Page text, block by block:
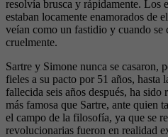
resolvía brusca y rápidamente. Los
estaban locamente enamorados de
veían como un fastidio y cuando se
cruelmente.
Sartre y Simone nunca se casaron,
fieles a su pacto por 51 años, hasta
fallecida seis años después, ha
más famosa que Sartre, ante quien
el campo de la filosofía, ya que se
revolucionarias fueron en realidad